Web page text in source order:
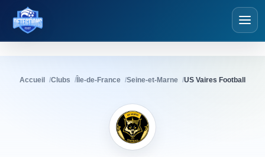
Détections Foot
Accueil Clubs Île-de-France Seine-et-Marne US Vaires Football